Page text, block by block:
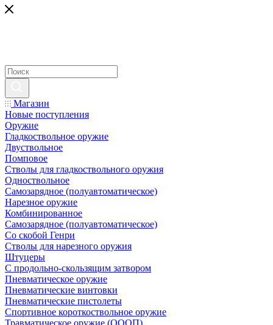
Магазин
Новые поступления
Оружие
Гладкоствольное оружие
Двуствольное
Помповое
Стволы для гладкоствольного оружия
Одноствольное
Самозарядное (полуавтоматическое)
Нарезное оружие
Комбинированное
Самозарядное (полуавтоматическое)
Со скобой Генри
Стволы для нарезного оружия
Штуцеры
С продольно-скользящим затвором
Пневматическое оружие
Пневматические винтовки
Пневматические пистолеты
Спортивное короткоствольное оружие
Травматическое оружие (ОООП)